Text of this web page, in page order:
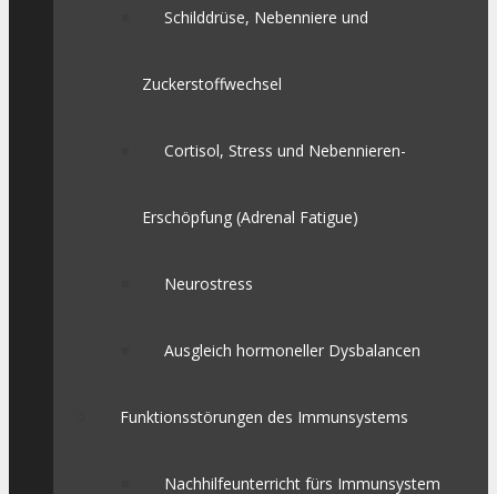
Schilddrüse, Nebenniere und
Zuckerstoffwechsel
Cortisol, Stress und Nebennieren-
Erschöpfung (Adrenal Fatigue)
Neurostress
Ausgleich hormoneller Dysbalancen
Funktionsstörungen des Immunsystems
Nachhilfeunterricht fürs Immunsystem